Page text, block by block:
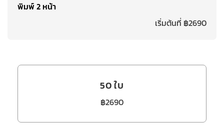
พิมพ์ 2 หน้า
เริ่มต้นที่ ฿2690
50 ใบ
฿2690